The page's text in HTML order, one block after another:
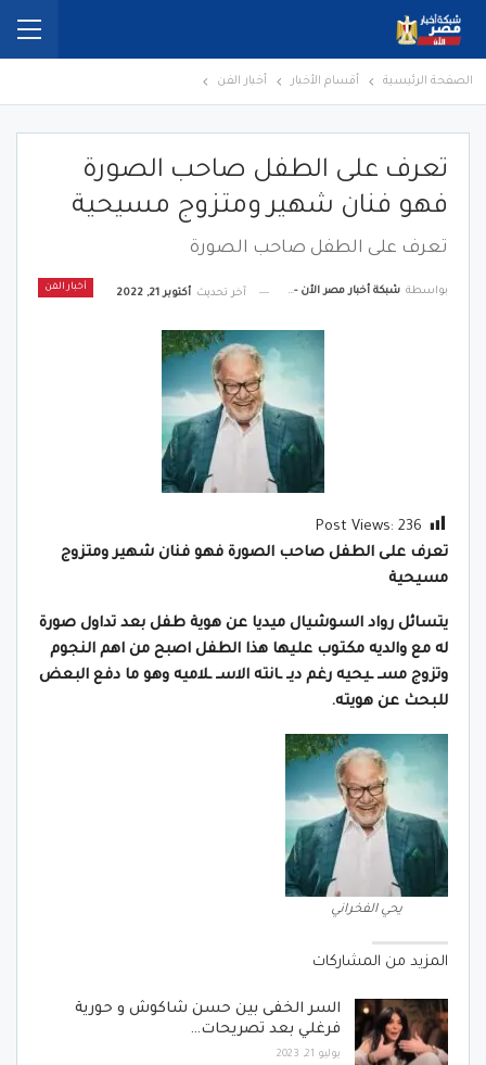
الصفحة الرئيسية أقسام الأخبار أخبار الفن
تعرف على الطفل صاحب الصورة
فهو فنان شهير ومتزوج مسيحية
تعرف على الطفل صاحب الصورة
أخبار الفن بواسطة شبكة أخبار مصر الأن - Egypt News Network Now آخر تحديث أكتوبر 21, 2022
Post Views: 236
تعرف على الطفل صاحب الصورة فهو فنان شهير ومتزوج
مسيحية
يتسائل رواد السوشيال ميديا عن هوية طفل بعد تداول صورة
له مع والديه مكتوب عليها هذا الطفل اصبح من اهم النجوم
وتزوج مسـ ـيحيه رغم ديـ ـانته الاسـ ـلاميه وهو ما دفع البعض
للبحث عن هويته.
يحي الفخراني
المزيد من المشاركات
السر الخفى بين حسن شاكوش و حورية
فرغلي بعد تصريحات…
يوليو 21, 2023